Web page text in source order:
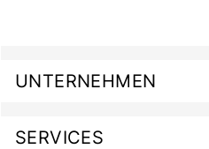
UNTERNEHMEN
SERVICES